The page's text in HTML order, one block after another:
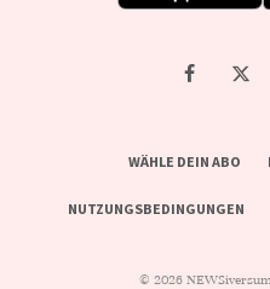
WÄHLE DEIN ABO
NUTZUNGSBEDINGUNGEN
© 2026